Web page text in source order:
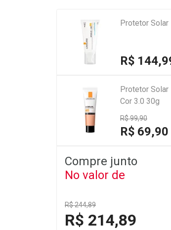
Protetor Solar
R$
Protetor Solar
Cor 3.0 30g
R$ 99,90
R$ 69,90
Compre junto
No valor de
R$ 244,89
R$ 214,89